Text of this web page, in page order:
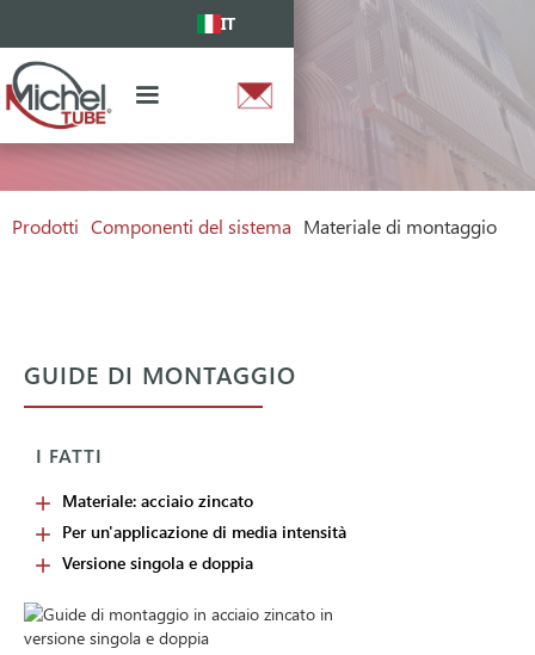
IT
Prodotti Componenti del sistema Materiale di montaggio
GUIDE DI MONTAGGIO
I FATTI
Materiale: acciaio zincato
Per un'applicazione di media intensità
Versione singola e doppia